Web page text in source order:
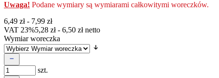
Uwaga! Podane wymiary są wymiarami całkowitymi woreczków.
6,49 zł- 7,99 zł
VAT 23%5,28 zł- 6,50 złnetto
Wymiar woreczka
szt.